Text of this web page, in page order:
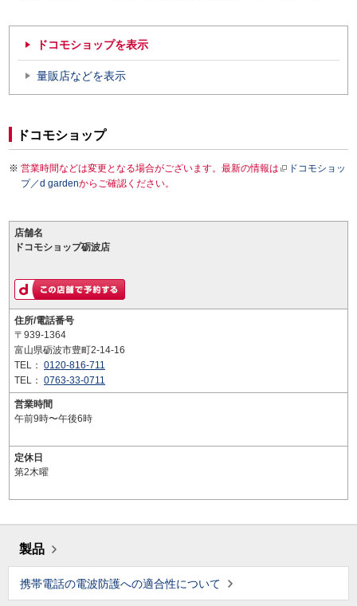
ドコモショップを表示
量販店などを表示
ドコモショップ
営業時間などは変更となる場合がございます。最新の情報は
ドコモショッ
プ／d gardenからご確認ください。
店舗名
ドコモショップ砺波店
住所/電話番号
〒939-1364
富山県砺波市豊町2-14-16
TEL： 0120-816-711
TEL： 0763-33-0711
営業時間
午前9時〜午後6時
定休日
第2木曜
製品
携帯電話の電波防護への適合性について